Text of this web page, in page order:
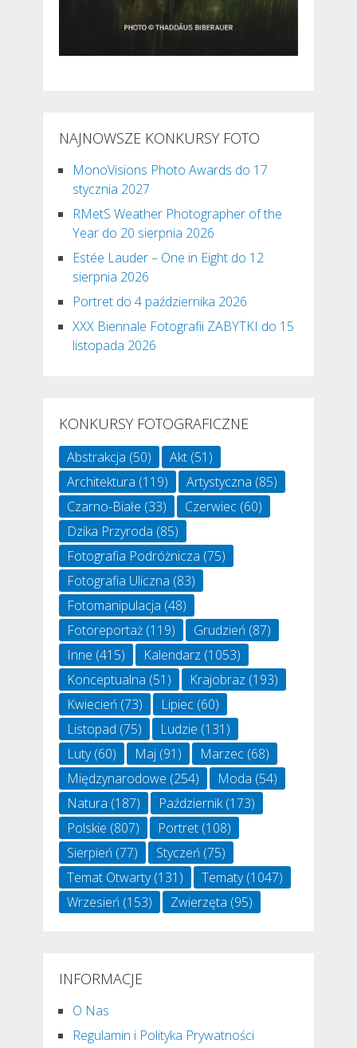
NAJNOWSZE KONKURSY FOTO
MonoVisions Photo Awards do 17
stycznia 2027
RMetS Weather Photographer of the
Year do 20 sierpnia 2026
Estée Lauder – One in Eight do 12
sierpnia 2026
Portret do 4 października 2026
XXX Biennale Fotografii ZABYTKI do 15
listopada 2026
KONKURSY FOTOGRAFICZNE
Abstrakcja (50) Akt(51)
Architektura (119) Artystyczna (85)
Czarno-Białe (33) Czerwiec(60)
Dzika Przyroda (85)
Fotografia Podróżnicza (75)
Fotografia Uliczna (83)
Fotomanipulacja (48)
Fotoreportaż(119) Grudzień(87)
Inne (415) Kalendarz (1053)
Konceptualna (51) Krajobraz (193)
Kwiecień(73) Lipiec(60)
Listopad (75) Ludzie (131)
Luty(60) Maj(91) Marzec(68)
Międzynarodowe (254) Moda (54)
Natura (187) Październik(173)
Polskie (807) Portret(108)
Sierpień(77) Styczeń(75)
Temat Otwarty(131) Tematy(1047)
Wrzesień(153) Zwierzęta (95)
INFORMACJE
O Nas
Regulamin i Polityka Prywatności